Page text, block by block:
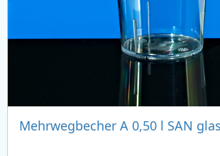
Mehrwegbecher A 0,50 l SAN